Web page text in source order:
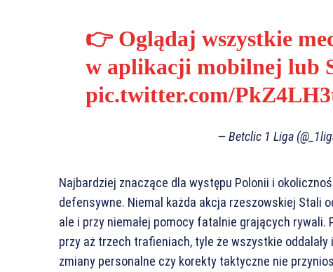
👉 Oglądaj wszystkie
w aplikacji mobilnej lub
pic.twitter.com/
— Betclic 1 Liga
Najbardziej znaczące dla występu Polonii i
defensywne. Niemal każda akcja rzeszowskiej Stali
ale i przy niemałej pomocy fatalnie grających rywali.
przy aż trzech trafieniach, tyle że wszystkie
zmiany personalne czy korekty taktyczne nie